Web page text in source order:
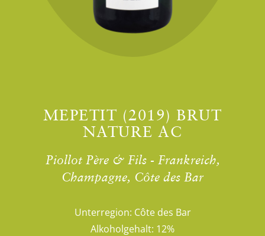
MEPETIT (2019) BRUT
NATURE AC
Piollot Père & Fils - Frankreich,
Champagne, Côte des Bar
Unterregion: Côte des Bar
Alkoholgehalt: 12%